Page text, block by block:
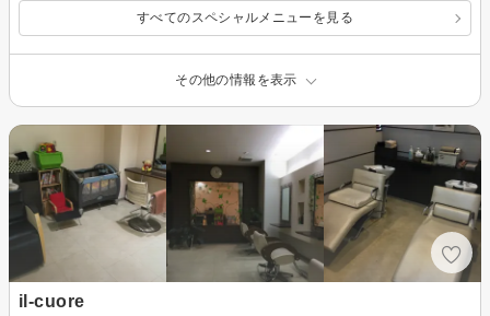
すべてのスペシャルメニューを見る
その他の情報を表示
il-cuore